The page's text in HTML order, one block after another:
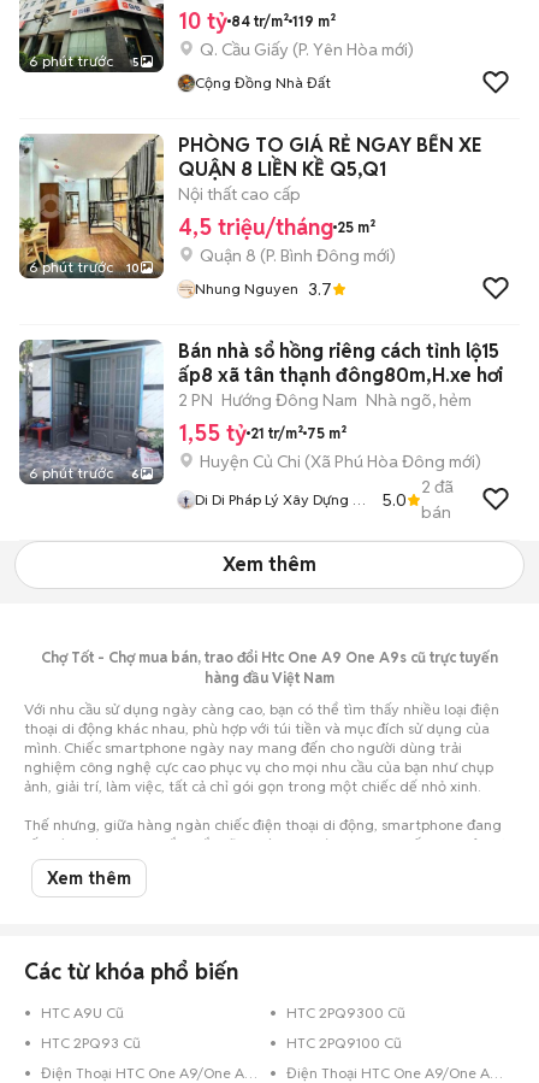
6 phút trước 5
10 tỷ 84 tr/m² 119 m²
Q. Cầu Giấy (P. Yên Hòa mới)
Cộng Đồng Nhà Đất
6 phút trước 10
PHÒNG TO GIÁ RẺ NGAY BẾN XE
QUẬN 8 LIỀN KỀ Q5,Q1
Nội thất cao cấp
4,5 triệu/tháng 25 m²
Quận 8 (P. Bình Đông mới)
Nhung Nguyen 3.7
6 phút trước 6
Bán nhà sổ hồng riêng cách tỉnh lộ15
ấp8 xã tân thạnh đông80m,H.xe hơi
2 PN Hướng Đông Nam Nhà ngõ, hẻm
1,55 tỷ 21 tr/m² 75 m²
Huyện Củ Chi (Xã Phú Hòa Đông mới)
Di Di Pháp Lý Xây Dựng Củ
5.0
2 đã
bán
Xem thêm
Chợ Tốt - Chợ mua bán, trao đổi Htc One A9 One A9s cũ trực tuyến
hàng đầu Việt Nam
Với nhu cầu sử dụng ngày càng cao, bạn có thể tìm thấy nhiều loại điện
thoại di động khác nhau, phù hợp với túi tiền và mục đích sử dụng của
mình. Chiếc smartphone ngày nay mang đến cho người dùng trải
nghiệm công nghệ cực cao phục vụ cho mọi nhu cầu của bạn như chụp
ảnh, giải trí, làm việc, tất cả chỉ gói gọn trong một chiếc dế nhỏ xinh.
Thế nhưng, giữa hàng ngàn chiếc điện thoại di động, smartphone đang
rất thịnh hành, bạn chắc chắn sẽ vô cùng choáng ngợp, khiến cho việc lựa
chọn trở nên vô cùng khó khăn. Nhất là khi hầu bao eo hẹp thì việc cân
nhắc nên mua điện thoại cũ hay mới, mua của hãng điện thoại nào... lại
càng khó giải quyết.
Htc One A9 One A9s cũ với giá siêu tiết kiệm tại Đà Nẵng nhưng vẫn đảm
bảo chất lượng. Trường hợp bạn đang sở hữu chiếc điện thoại Htc cũ đã
qua sử dụng và muốn bán, hãy chụp hình lại và đăng tin rao bán ngay
trên Chợ Tốt.
Chúc các bạn có trải nghiệm mua bán
điện thoại cũtuyệt vời trên Chợ
Tốt.
Xem thêm
Các từ khóa phổ biến
HTC A9U Cũ
HTC 2PQ9300 Cũ
HTC 2PQ93 Cũ
HTC 2PQ9100 Cũ
Điện Thoại HTC One A9/One A9s Đen Bóng
Điện Thoại HTC One A9/One A9s 8GB Đen